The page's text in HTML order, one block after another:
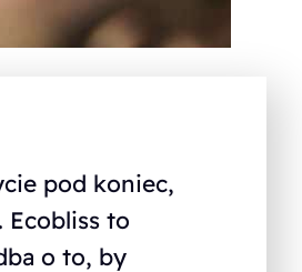
pod koniec,
Ecobliss to
o to, by